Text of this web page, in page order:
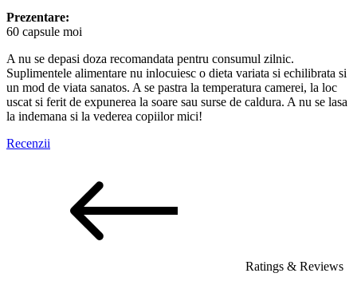
Prezentare:
60 capsule moi
A nu se depasi doza recomandata pentru consumul zilnic.
Suplimentele alimentare nu inlocuiesc o dieta variata si echilibrata si
un mod de viata sanatos. A se pastra la temperatura camerei, la loc
uscat si ferit de expunerea la soare sau surse de caldura. A nu se lasa
la indemana si la vederea copiilor mici!
Recenzii
Ratings & Reviews